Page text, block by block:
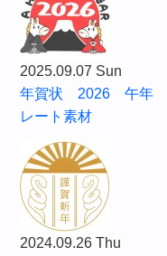
2025.09.07 Sun
年賀状 2026 午年
レート素材
2024.09.26 Thu